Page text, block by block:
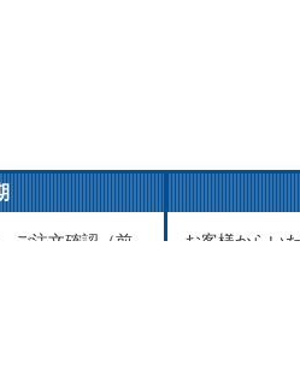
ご注文確認（前
お客様からい